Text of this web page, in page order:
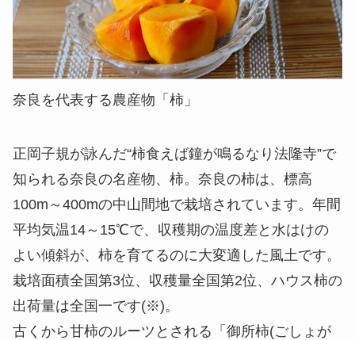
奈良を代表する農産物「柿」
正岡子規が詠んだ“柿食えば鐘が鳴るなり法隆寺”で
知られる奈良の名産物、柿。奈良の柿は、標高
100m～400mの中山間地で栽培されています。年間
平均気温14～15℃で、収穫期の温度差と水はけの
よい傾斜が、柿を育てるのに大変適した風土です。
栽培面積全国第3位、収穫量全国第2位、ハウス柿の
出荷量は全国一です(※)。
古くから甘柿のルーツとされる「御所柿(ごしょが